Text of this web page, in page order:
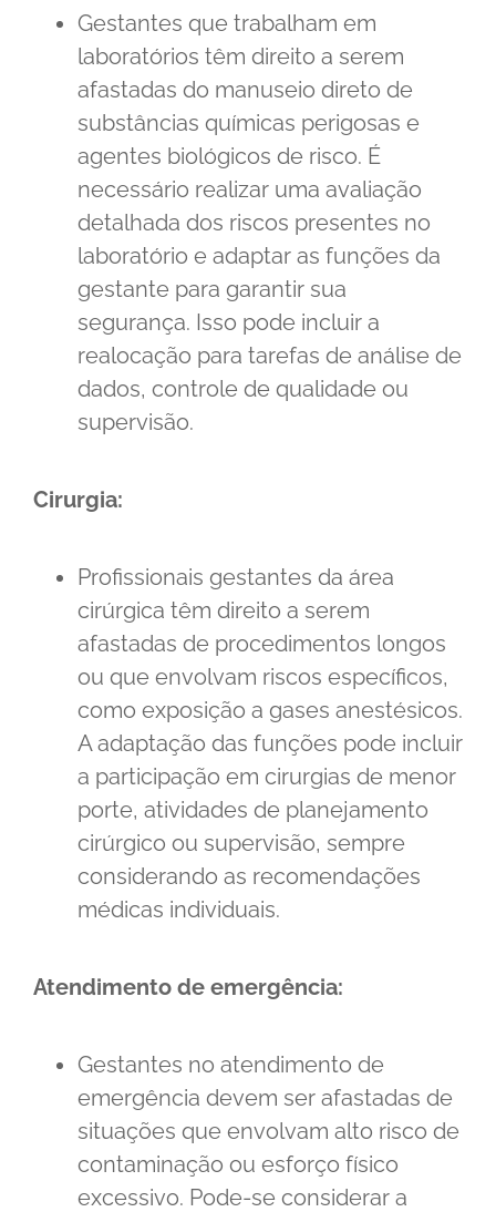
Gestantes que trabalham em
laboratórios têm direito a serem
afastadas do manuseio direto de
substâncias químicas perigosas e
agentes biológicos de risco. É
necessário realizar uma avaliação
detalhada dos riscos presentes no
laboratório e adaptar as funções da
gestante para garantir sua
segurança. Isso pode incluir a
realocação para tarefas de análise de
dados, controle de qualidade ou
supervisão.
Cirurgia:
Profissionais gestantes da área
cirúrgica têm direito a serem
afastadas de procedimentos longos
ou que envolvam riscos específicos,
como exposição a gases anestésicos.
A adaptação das funções pode incluir
a participação em cirurgias de menor
porte, atividades de planejamento
cirúrgico ou supervisão, sempre
considerando as recomendações
médicas individuais.
Atendimento de emergência:
Gestantes no atendimento de
emergência devem ser afastadas de
situações que envolvam alto risco de
contaminação ou esforço físico
excessivo. Pode-se considerar a